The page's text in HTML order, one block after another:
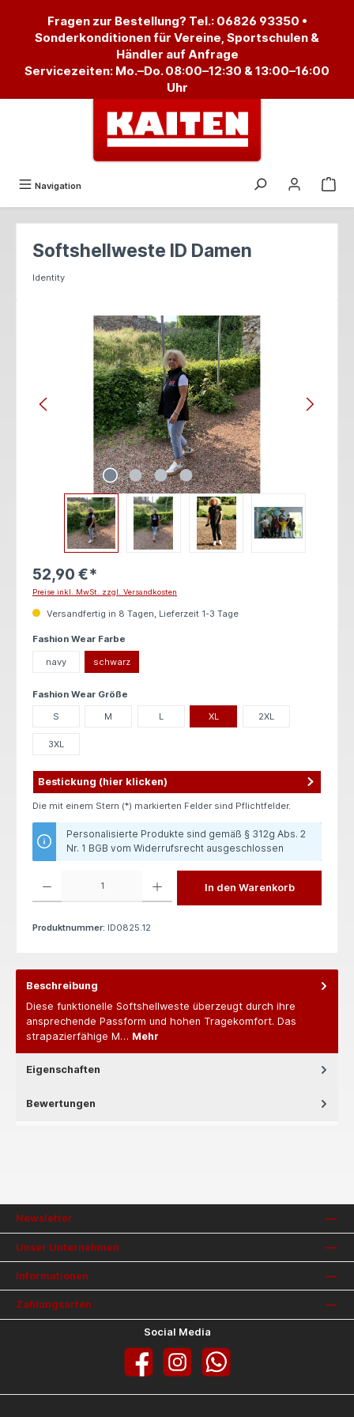
Fragen zur Bestellung? Tel.: 06826 93350 •
Sonderkonditionen für Vereine, Sportschulen &
Händler auf Anfrage
Servicezeiten: Mo.–Do. 08:00–12:30 & 13:00–16:00
Uhr
Navigation
Softshellweste ID Damen
Identity
Bildergalerie überspringen
52,90 €*
Preise inkl. MwSt. zzgl. Versandkosten
Versandfertig in 8 Tagen, Lieferzeit 1-3 Tage
Fashion Wear Farbe
navy schwarz
Fashion Wear Größe
S M L XL 2XL
3XL
Bestickung (hier klicken)
Die mit einem Stern (*) markierten Felder sind Pflichtfelder.
Personalisierte Produkte sind gemäß § 312g Abs. 2
Nr. 1 BGB vom Widerrufsrecht ausgeschlossen
In den Warenkorb
Produktnummer: ID0825.12
Beschreibung
Diese funktionelle Softshellweste überzeugt durch ihre
ansprechende Passform und hohen Tragekomfort. Das
strapazierfähige M… Mehr
Eigenschaften
Bewertungen
Newsletter
Unser Unternehmen
Informationen
Zahlungsarten
Social Media
Facebook InstagramWhatsApp